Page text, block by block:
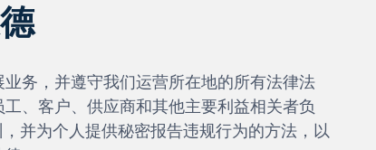
务，并遵守我们运营所在地的所有法律法
、客户、供应商和其他主要利益相关者负
并为个人提供秘密报告违规行为的方法，以